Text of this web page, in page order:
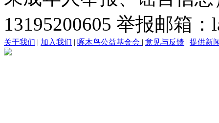
13195200605 举报邮箱
关于我们 | 加入我们 | 啄木鸟公益基金会 | 意见与反馈 | 提供新